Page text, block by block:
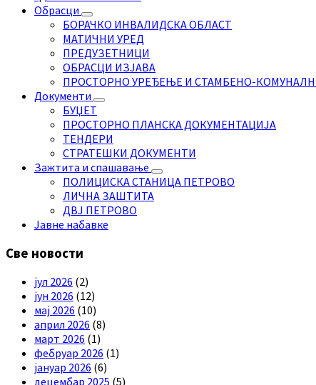
Обрасци
БОРАЧКО ИНВАЛИДСКА ОБЛАСТ
МАТИЧНИ УРЕД
ПРЕДУЗЕТНИЦИ
ОБРАСЦИ ИЗЈАВА
ПРОСТОРНО УРЕЂЕЊЕ И СТАМБЕНО-
Документи
БУЏЕТ
ПРОСТОРНО ПЛАНСКА ДОКУМЕНТАЦИЈА
ТЕНДЕРИ
СТРАТЕШКИ ДОКУМЕНТИ
Зажтита и спашавање
ПОЛИЦИСКА СТАНИЦА ПЕТРОВО
ЛИЧНА ЗАШТИТА
ДВЈ ПЕТРОВО
Јавне набавке
Све новости
јул 2026 (2)
јун 2026 (12)
мај 2026 (10)
април 2026 (8)
март 2026 (1)
фебруар 2026 (1)
јануар 2026 (6)
децембар 2025 (5)